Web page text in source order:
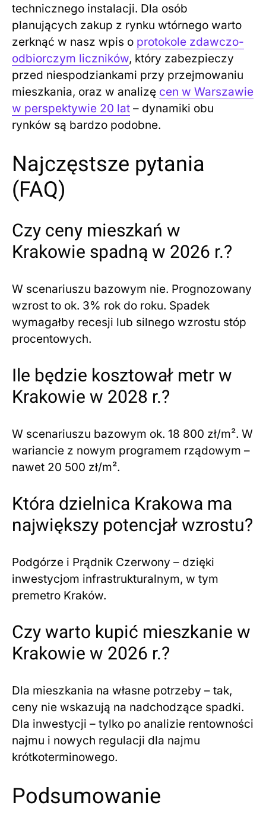
technicznego instalacji. Dla osób
planujących zakup z rynku wtórnego warto
zerknąć w nasz wpis o protokole zdawczo-
odbiorczym liczników, który zabezpieczy
przed niespodziankami przy przejmowaniu
mieszkania, oraz w analizę cen w Warszawie
w perspektywie 20 lat – dynamiki obu
rynków są bardzo podobne.
Najczęstsze pytania
(FAQ)
Czy ceny mieszkań w
Krakowie spadną w 2026 r.?
W scenariuszu bazowym nie. Prognozowany
wzrost to ok. 3% rok do roku. Spadek
wymagałby recesji lub silnego wzrostu stóp
procentowych.
Ile będzie kosztował metr w
Krakowie w 2028 r.?
W scenariuszu bazowym ok. 18 800 zł/m². W
wariancie z nowym programem rządowym –
nawet 20 500 zł/m².
Która dzielnica Krakowa ma
największy potencjał wzrostu?
Podgórze i Prądnik Czerwony – dzięki
inwestycjom infrastrukturalnym, w tym
premetro Kraków.
Czy warto kupić mieszkanie w
Krakowie w 2026 r.?
Dla mieszkania na własne potrzeby – tak,
ceny nie wskazują na nadchodzące spadki.
Dla inwestycji – tylko po analizie rentowności
najmu i nowych regulacji dla najmu
krótkoterminowego.
Podsumowanie